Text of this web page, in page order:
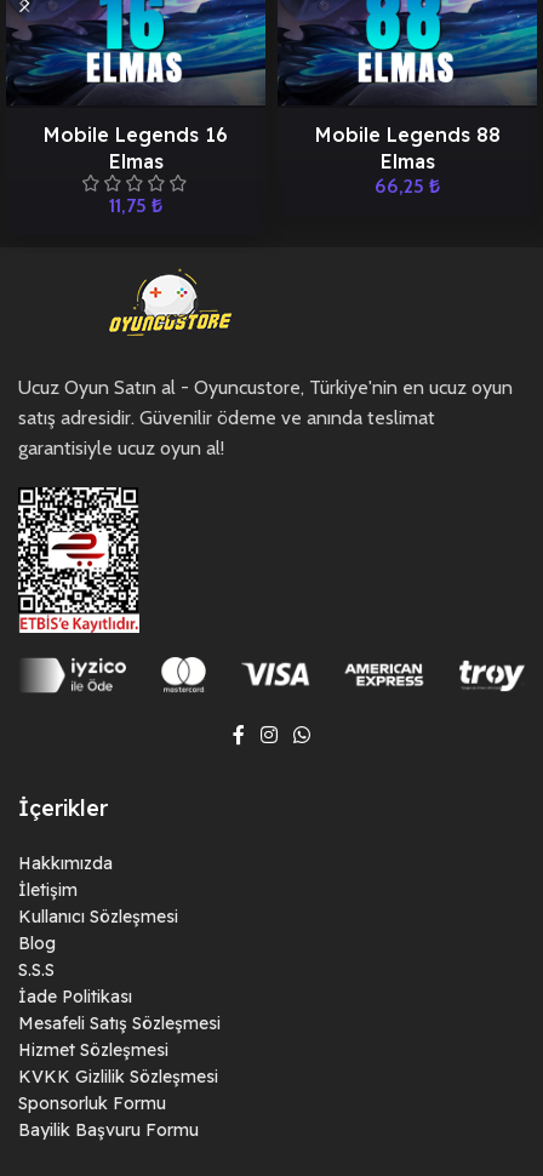
Mobile Legends 16
Elmas
11,75 ₺
Mobile Legends 88
Elmas
66,25 ₺
Ucuz Oyun Satın al - Oyuncustore, Türkiye'nin en ucuz oyun
satış adresidir. Güvenilir ödeme ve anında teslimat
garantisiyle ucuz oyun al!
İçerikler
Hakkımızda
İletişim
Kullanıcı Sözleşmesi
Blog
S.S.S
İade Politikası
Mesafeli Satış Sözleşmesi
Hizmet Sözleşmesi
KVKK Gizlilik Sözleşmesi
Sponsorluk Formu
Bayilik Başvuru Formu